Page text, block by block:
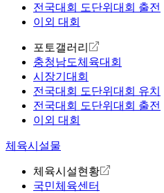
전국대회 도단위대회 출전
이외 대회
포토갤러리
충청남도체육대회
시장기대회
전국대회 도단위대회 유치
전국대회 도단위대회 출전
이외 대회
체육시설물
체육시설현황
국민체육센터